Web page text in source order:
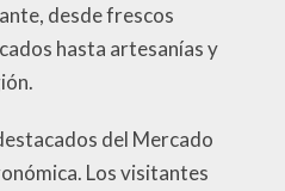
desde frescos
hasta artesanías y
del Mercado
Los visitantes